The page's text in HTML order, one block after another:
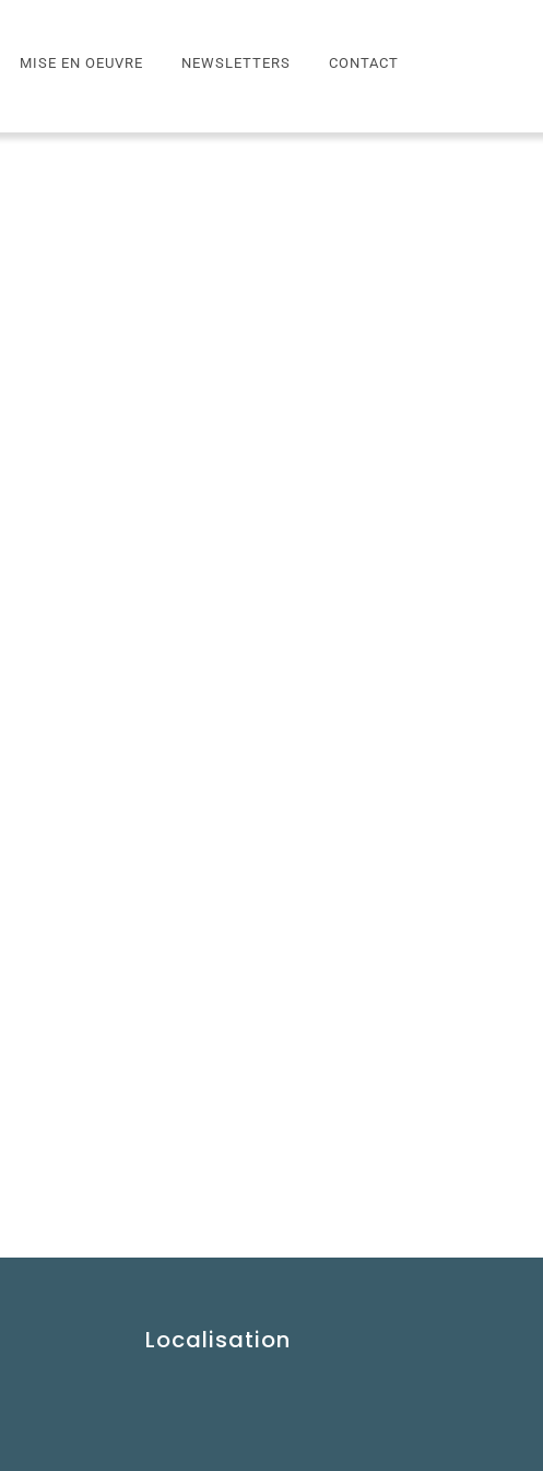
MISE EN OEUVRE NEWSLETTERS CONTACT
Localisation